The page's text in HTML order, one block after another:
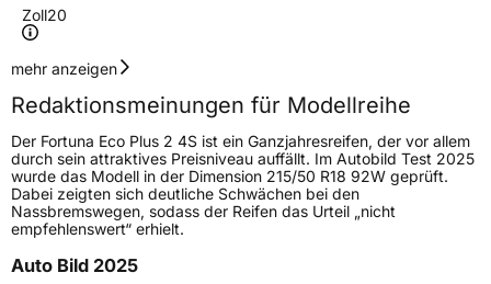
Zoll20
Geschwindigkeitsindex
Höchstgeschwindigkeit
270 km/h
Lastindex92
Höchstlast630 kg
mehr anzeigen
Redaktionsmeinungen für Modellreihe
Der Fortuna Eco Plus 2 4S ist ein Ganzjahresreifen, der vor allem
durch sein attraktives Preisniveau auffällt. Im Autobild Test 2025
wurde das Modell in der Dimension 215/50 R18 92W geprüft.
Dabei zeigten sich deutliche Schwächen bei den
Nassbremswegen, sodass der Reifen das Urteil „nicht
empfehlenswert“ erhielt.
Auto Bild 2025